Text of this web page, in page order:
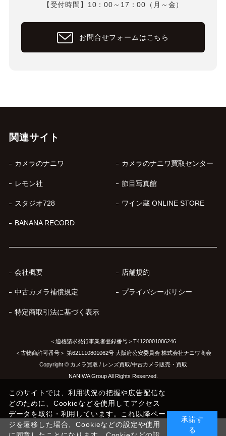
【受付時間】10：00～17：00（月～金）
お問合せフォームはこちら
関連サイト
カメラのナニワ カメラのナニワ買取センター
レモン社 節目写真館
スタジオ728 ワイン蔵 ONLINE STORE
BANANA RECORD
会社概要 店舗規約
中古カメラ補償規定 プライバシーポリシー
特定商取引法に基づく表示
＜適格請求発行事業者登録番号＞T4120001086246
＜古物商許可番号＞ 第621110801062号 大阪府公安委員会 株式会社ナニワ商会
Copyright © カメラ買取 / レンズ買取/中古カメラ販売・買取
NANIWA Group All Rights Reserved.
このサイトでは、利用状況の把握や広告配信な
どのために、Cookieなどを使用してアクセス
データを取得・利用しています。これ以降ペー
ジを遷移した場合、Cookieなどの設定や使用
承諾す
る